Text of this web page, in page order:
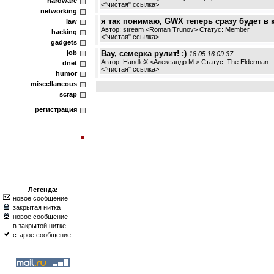
networking
law
hacking
gadgets
job
dnet
humor
miscellaneous
scrap
регистрация
Легенда:
новое сообщение
закрытая нитка
новое сообщение
в закрытой нитке
старое сообщение
<"чистая" ссылка>
я так понимаю, GWX теперь сразу будет в
Автор: stream <Roman Trunov> Статус: Member
<"чистая" ссылка>
Вау, семерка рулит! :) 18.05.16 09:37
Автор: HandleX <Александр М.> Статус: The Elderman
<"чистая" ссылка>